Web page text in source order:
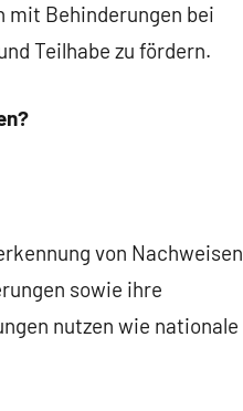
mit Behinderungen bei
Teilhabe zu fördern.
von Nachweisen
sowie ihre
nutzen wie nationale